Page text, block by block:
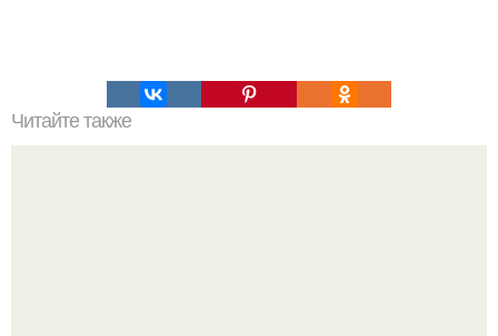
Читайте также